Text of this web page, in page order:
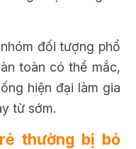
đối tượng phổ
toàn có thể mắc,
hiện đại làm gia
từ sớm.
thường bị bỏ